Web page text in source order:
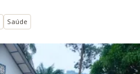
Saúde